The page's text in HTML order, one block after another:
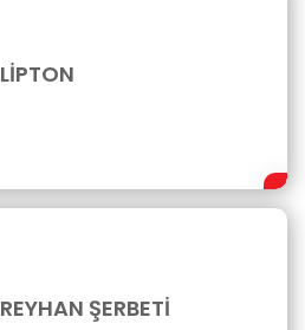
LİPTON
REYHAN ŞERBETİ